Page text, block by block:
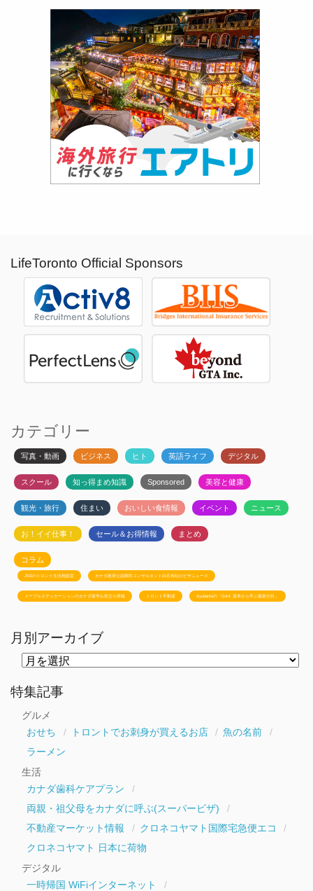
LifeToronto Official Sponsors
カテゴリー
写真・動画 ビジネス ヒト 英語ライフ デジタル
スクール 知っ得まめ知識 Sponsored 美容と健康
観光・旅行 住まい おいしい食情報 イベント ニュース
お！イイ仕事！ セール＆お得情報 まとめ
コラム
JSSのトロント生活相談室 カナダ政府公認移民コンサルタント白石有紀のビザニュース
メープルエデュケーションのカナダ留学お役立ち情報 トロント不動産 Ayudanteの「GA4: 基本から学ぶ最新分析」
月別アーカイブ
ー
カ
特集記事
グルメ
おせち
トロントでお刺身が買えるお店
魚の名前
ラーメン
生活
カナダ歯科ケアプラン
両親・祖父母をカナダに呼ぶ(スーパービザ)
不動産マーケット情報
クロネコヤマト国際宅急便エコ
クロネコヤマト 日本に荷物
デジタル
一時帰国 WiFiインターネット